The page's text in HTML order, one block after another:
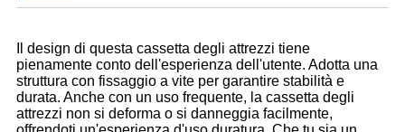
Il design di questa cassetta degli attrezzi tiene
pienamente conto dell'esperienza dell'utente. Adotta una
struttura con fissaggio a vite per garantire stabilità e
durata. Anche con un uso frequente, la cassetta degli
attrezzi non si deforma o si danneggia facilmente,